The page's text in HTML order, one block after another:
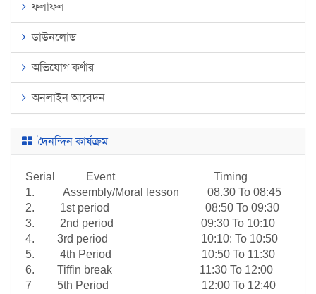
ফলাফল
ডাউনলোড
অভিযোগ কর্ণার
অনলাইন আবেদন
দৈনন্দিন কার্যক্রম
Serial Event Timing
1. Assembly/Moral lesson 08.30 To 08:45
2. 1st period 08:50 To 09:30
3. 2nd period 09:30 To 10:10
4. 3rd period 10:10: To 10:50
5. 4th Period 10:50 To 11:30
6. Tiffin break 11:30 To 12:00
7 5th Period 12:00 To 12:40